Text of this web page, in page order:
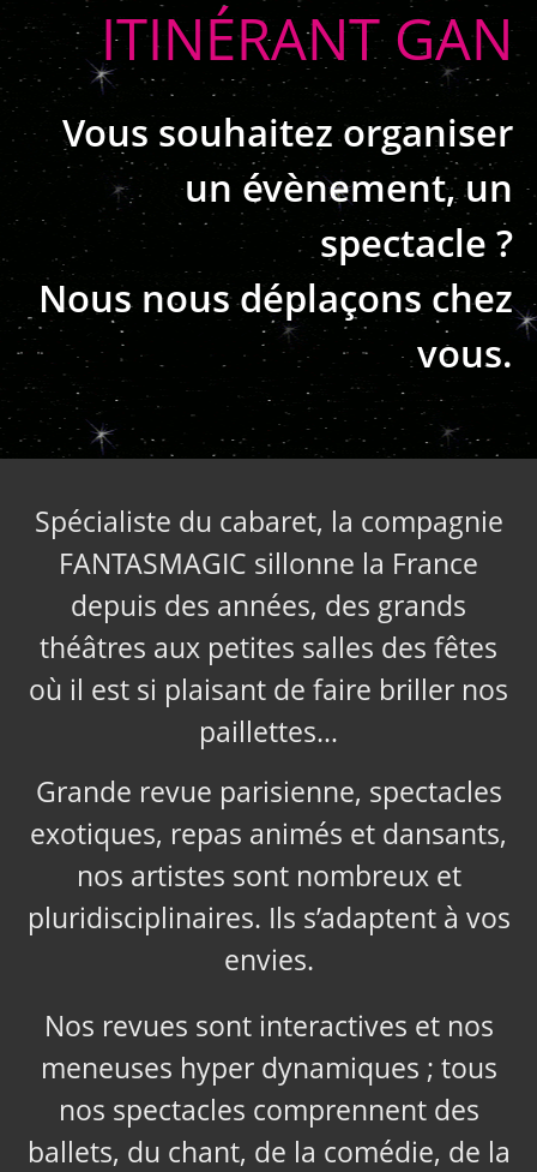
ITINÉRANT GAN
Vous souhaitez organiser
un évènement, un
spectacle ?
Nous nous déplaçons chez
vous.
Spécialiste du cabaret, la compagnie
FANTASMAGIC sillonne la France
depuis des années, des grands
théâtres aux petites salles des fêtes
où il est si plaisant de faire briller nos
paillettes…
Grande revue parisienne, spectacles
exotiques, repas animés et dansants,
nos artistes sont nombreux et
pluridisciplinaires. Ils s’adaptent à vos
envies.
Nos revues sont interactives et nos
meneuses hyper dynamiques ; tous
nos spectacles comprennent des
ballets, du chant, de la comédie, de la